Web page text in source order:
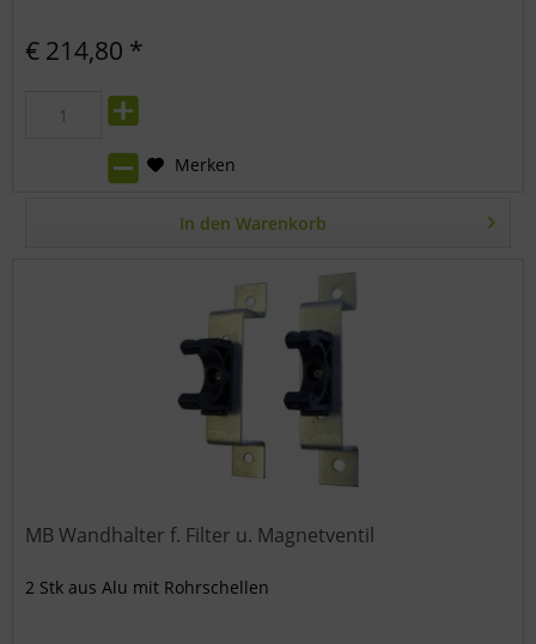
€ 214,80 *
In den Warenkorb
Merken
MB Wandhalter f. Filter u. Magnetventil
2 Stk aus Alu mit Rohrschellen